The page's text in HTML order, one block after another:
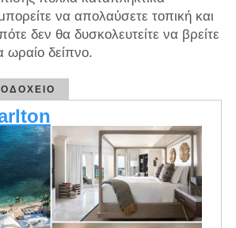
να απολαύσετε τοπική και
δεν θα δυσκολευτείτε να βρείτε
ωραίο δείπνο.